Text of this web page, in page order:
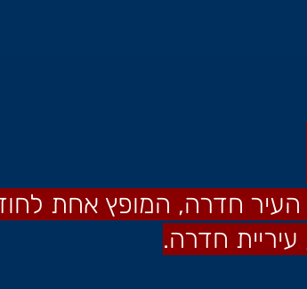
העיר חדרה, המופץ אחת
חדרה.